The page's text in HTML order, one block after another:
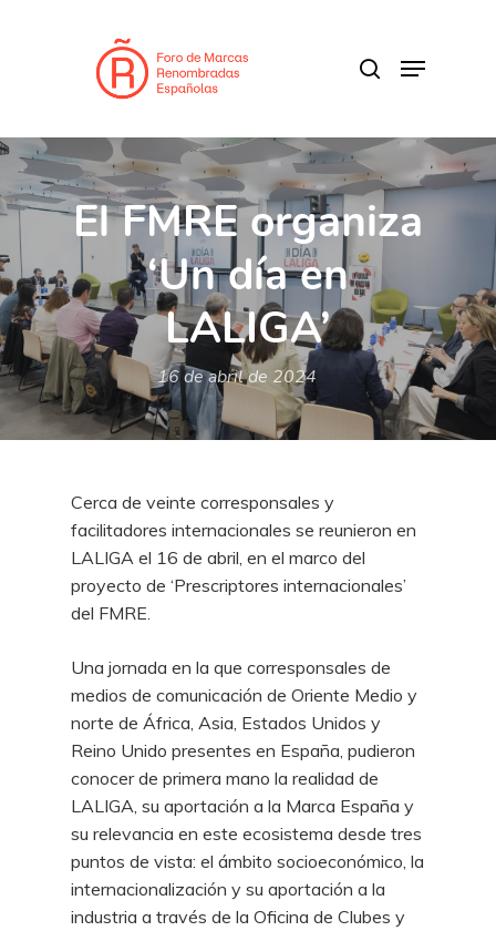
Menu
El FMRE organiza
‘Un día en
LALIGA’
16 de abril de 2024
Cerca de veinte corresponsales y
facilitadores internacionales se reunieron en
LALIGA el 16 de abril, en el marco del
proyecto de ‘Prescriptores internacionales’
del FMRE.
Una jornada en la que corresponsales de
medios de comunicación de Oriente Medio y
norte de África, Asia, Estados Unidos y
Reino Unido presentes en España, pudieron
conocer de primera mano la realidad de
LALIGA, su aportación a la Marca España y
su relevancia en este ecosistema desde tres
puntos de vista: el ámbito socioeconómico, la
internacionalización y su aportación a la
industria a través de la Oficina de Clubes y